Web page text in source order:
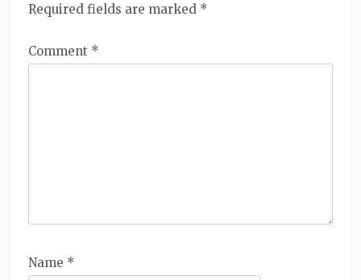
Required fields are marked *
Comment *
Name *